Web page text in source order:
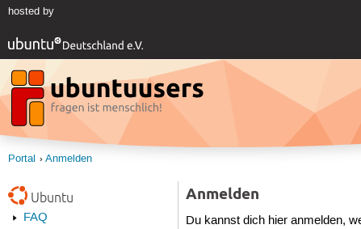
hosted by
Portal Anmelden
Ubuntu
FAQ
Anmelden
Du kannst dich hier anmelden,